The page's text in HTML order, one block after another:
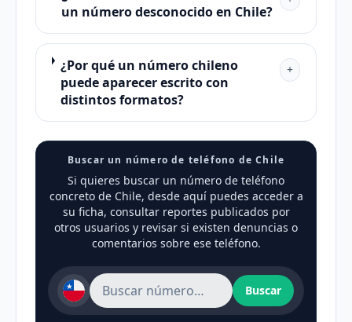
un número desconocido en Chile?
¿Por qué un número chileno
puede aparecer escrito con
distintos formatos?
+
Buscar un número de teléfono de Chile
Si quieres buscar un número de teléfono
concreto de Chile, desde aquí puedes acceder a
su ficha, consultar reportes publicados por
otros usuarios y revisar si existen denuncias o
comentarios sobre ese teléfono.
Buscar